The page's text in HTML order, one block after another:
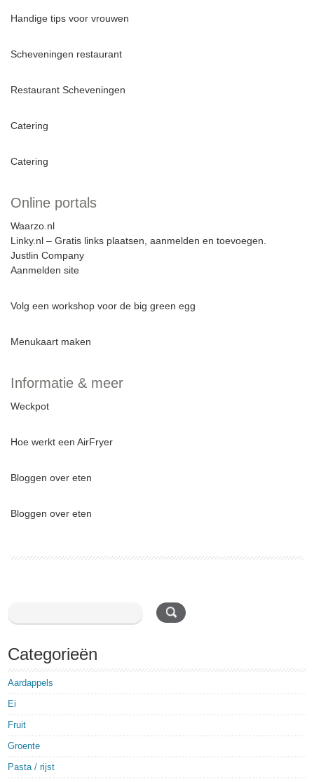
Handige tips voor vrouwen
Scheveningen restaurant
Restaurant Scheveningen
Catering
Catering
Online portals
Waarzo.nl
Linky.nl – Gratis links plaatsen, aanmelden en toevoegen.
Justlin Company
Aanmelden site
Volg een workshop voor de big green egg
Menukaart maken
Informatie & meer
Weckpot
Hoe werkt een AirFryer
Bloggen over eten
Bloggen over eten
Categorieën
Aardappels
Ei
Fruit
Groente
Pasta / rijst